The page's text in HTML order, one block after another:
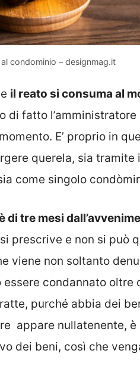
condominio – designmag.it
il reato si consuma al
di fatto
E’ proprio in
querela, sia tramite
come singolo
tre mesi
prescrive e non si può
viene non soltanto
condannato oltre
purché abbia dei
appare nullatenente,
dei beni, così che